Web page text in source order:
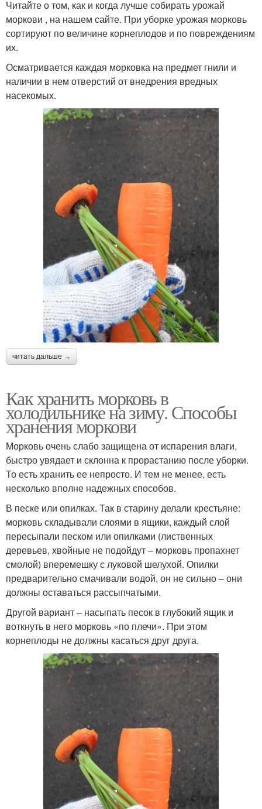
Читайте о том, как и когда лучше собирать урожай
моркови , на нашем сайте. При уборке урожая морковь
сортируют по величине корнеплодов и по повреждениям
их.
Осматривается каждая морковка на предмет гнили и
наличии в нем отверстий от внедрения вредных
насекомых.
читать дальше →
Как хранить морковь в
холодильнике на зиму. Способы
хранения моркови
Морковь очень слабо защищена от испарения влаги,
быстро увядает и склонна к прорастанию после уборки.
То есть хранить ее непросто. И тем не менее, есть
несколько вполне надежных способов.
В песке или опилках. Так в старину делали крестьяне:
морковь складывали слоями в ящики, каждый слой
пересыпали песком или опилками (лиственных
деревьев, хвойные не подойдут – морковь пропахнет
смолой) вперемешку с луковой шелухой. Опилки
предварительно смачивали водой, он не сильно – они
должны оставаться рассыпчатыми.
Другой вариант – насыпать песок в глубокий ящик и
воткнуть в него морковь «по плечи». При этом
корнеплоды не должны касаться друг друга.